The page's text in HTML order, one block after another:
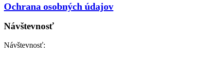
Ochrana osobných údajov
Návštevnosť
Návštevnosť: